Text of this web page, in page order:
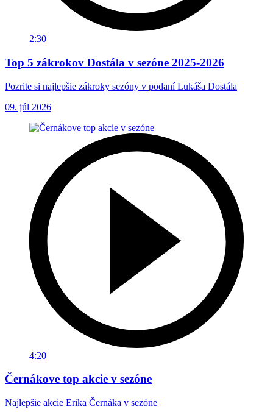
2:30
Top 5 zákrokov Dostála v sezóne 2025-2026
Pozrite si najlepšie zákroky sezóny v podaní Lukáša Dostála
09. júl 2026
4:20
Černákove top akcie v sezóne
Najlepšie akcie Erika Černáka v sezóne